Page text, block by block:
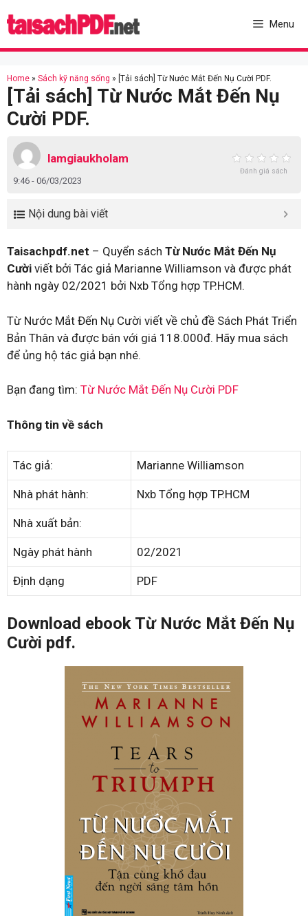
to
Menu
Home » Sách kỹ năng sống » [Tải sách] Từ Nước Mắt Đến Nụ Cười PDF.
[Tải sách] Từ Nước Mắt Đến Nụ
Cười PDF.
lamgiaukholam
9:46 - 06/03/2023
Đánh giá sách
Nội dung bài viết
Taisachpdf.net – Quyển sách Từ Nước Mắt Đến Nụ
Cười viết bởi Tác giả Marianne Williamson và được phát
hành ngày 02/2021 bởi Nxb Tổng hợp TP.HCM.
Từ Nước Mắt Đến Nụ Cười viết về chủ đề Sách Phát Triển
Bản Thân và được bán với giá 118.000đ. Hãy mua sách
để ủng hộ tác giả bạn nhé.
Bạn đang tìm: Từ Nước Mắt Đến Nụ Cười PDF
Thông tin về sách
Tác giả: Marianne Williamson
Nhà phát hành: Nxb Tổng hợp TP.HCM
Nhà xuất bản:
Ngày phát hành 02/2021
Định dạng PDF
Download ebook Từ Nước Mắt Đến Nụ
Cười pdf.